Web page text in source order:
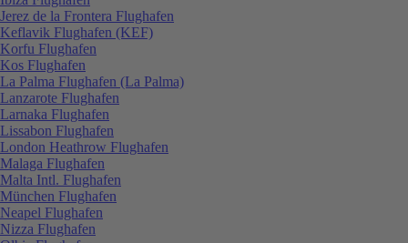
Jerez de la Frontera Flughafen
Keflavik Flughafen (KEF)
Korfu Flughafen
Kos Flughafen
La Palma Flughafen (La Palma)
Lanzarote Flughafen
Larnaka Flughafen
Lissabon Flughafen
London Heathrow Flughafen
Malaga Flughafen
Malta Intl. Flughafen
München Flughafen
Neapel Flughafen
Nizza Flughafen